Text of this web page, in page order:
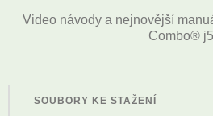
Video návody a nejnovější
Combo® j5
SOUBORY KE STAŽENÍ